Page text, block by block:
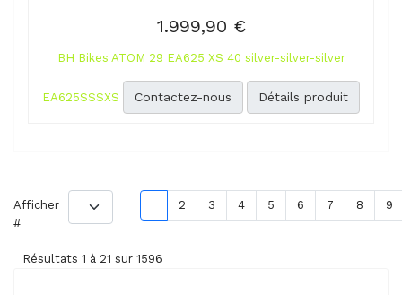
1.999,90 €
BH Bikes ATOM 29 EA625 XS 40 silver-silver-silver
EA625SSSXS Contactez-nous Détails produit
Afficher
#
2 3 4 5 6 7 8 9
Résultats 1 à 21 sur 1596